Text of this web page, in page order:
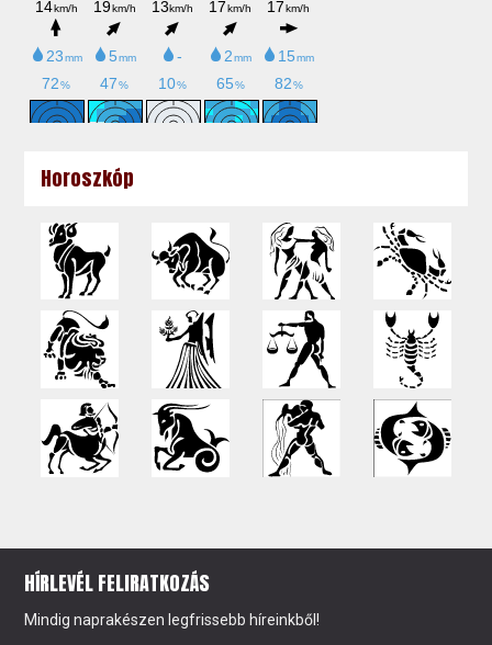
Horoszkóp
HÍRLEVÉL FELIRATKOZÁS
Mindig naprakészen legfrissebb híreinkből!